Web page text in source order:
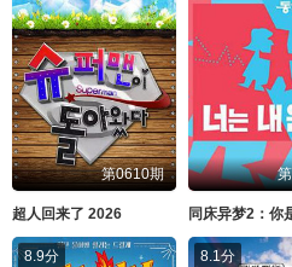
第0610期
超人回来了 2026
8.9分 8.1分